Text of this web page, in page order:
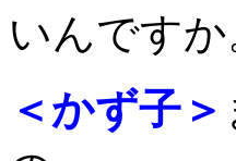
いんですか
＜かず子＞